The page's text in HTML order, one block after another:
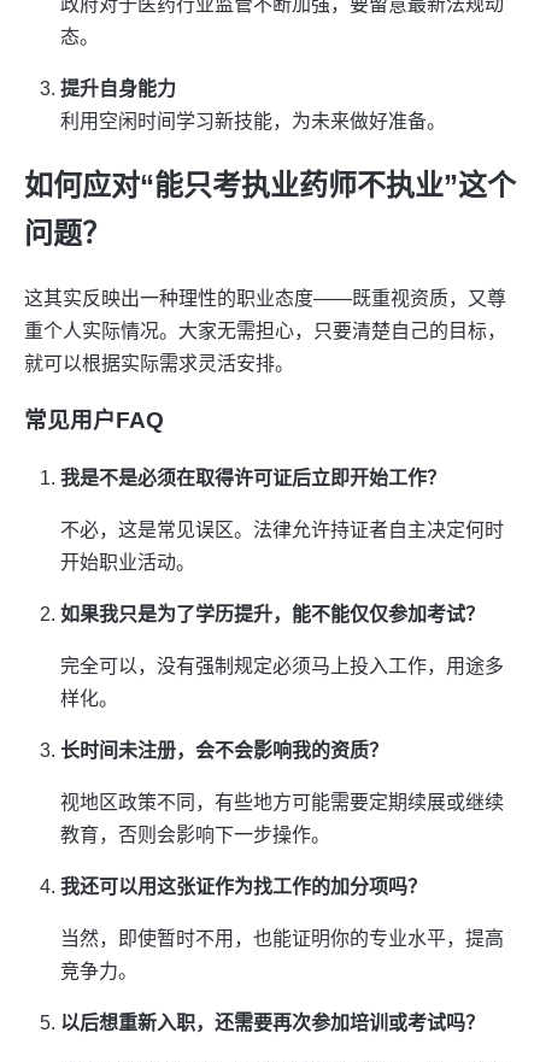
态。
提升自身能力
利用空闲时间学习新技能，为未来做好准备。
如何应对“能只考执业药师不执业”这个
问题？
这其实反映出一种理性的职业态度——既重视资质，又尊
重个人实际情况。大家无需担心，只要清楚自己的目标，
就可以根据实际需求灵活安排。
常见用户FAQ
我是不是必须在取得许可证后立即开始工作？
不必，这是常见误区。法律允许持证者自主决定何时
开始职业活动。
如果我只是为了学历提升，能不能仅仅参加考试？
完全可以，没有强制规定必须马上投入工作，用途多
样化。
长时间未注册，会不会影响我的资质？
视地区政策不同，有些地方可能需要定期续展或继续
教育，否则会影响下一步操作。
我还可以用这张证作为找工作的加分项吗？
当然，即使暂时不用，也能证明你的专业水平，提高
竞争力。
以后想重新入职，还需要再次参加培训或考试吗？